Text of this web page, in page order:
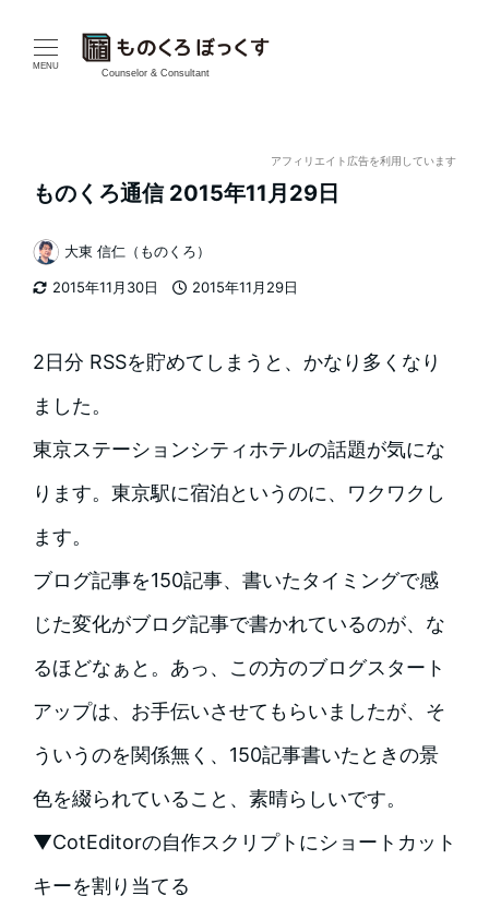
MENU
Counselor & Consultant
アフィリエイト広告を利用しています
ものくろ通信 2015年11月29日
2015年11月30日
2015年11月29日
著
者
大東 信仁（ものくろ）
2日分 RSSを貯めてしまうと、かなり多くなり
ました。
東京ステーションシティホテルの話題が気にな
ります。東京駅に宿泊というのに、ワクワクし
ます。
ブログ記事を150記事、書いたタイミングで感
じた変化がブログ記事で書かれているのが、な
るほどなぁと。あっ、この方のブログスタート
アップは、お手伝いさせてもらいましたが、そ
ういうのを関係無く、150記事書いたときの景
色を綴られていること、素晴らしいです。
▼CotEditorの自作スクリプトにショートカット
キーを割り当てる